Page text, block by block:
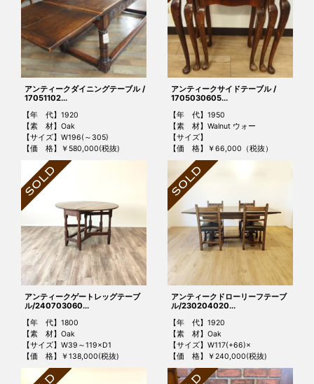
アンティークダイニングテーブル /
17051102...
【年 代】1920
【素 材】Oak
【サイズ】W196(～305)
【価 格】￥580,000(税抜)
アンティークサイドテーブル /
1705030605...
【年 代】1950
【素 材】Walnut ウォー
【サイズ】
【価 格】￥66,000（税抜）
アンティークゲートレッグテーブ
ル/240703060...
【年 代】1800
【素 材】Oak
【サイズ】W39～119×D1
【価 格】￥138,000(税抜)
アンティークドローリーフテーブ
ル/230204020...
【年 代】1920
【素 材】Oak
【サイズ】W117(+66)×
【価 格】￥240,000(税抜)